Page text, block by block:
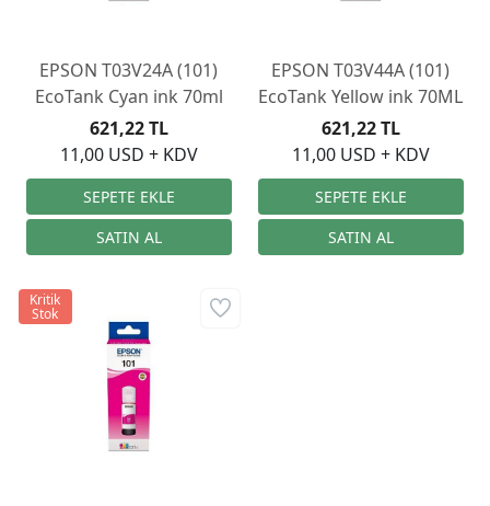
EPSON T03V24A (101)
EcoTank Cyan ink 70ml
11,00 USD + KDV
621,22 TL
EPSON T03V44A (101)
EcoTank Yellow ink 70ML
11,00 USD + KDV
621,22 TL
Kritik
Stok